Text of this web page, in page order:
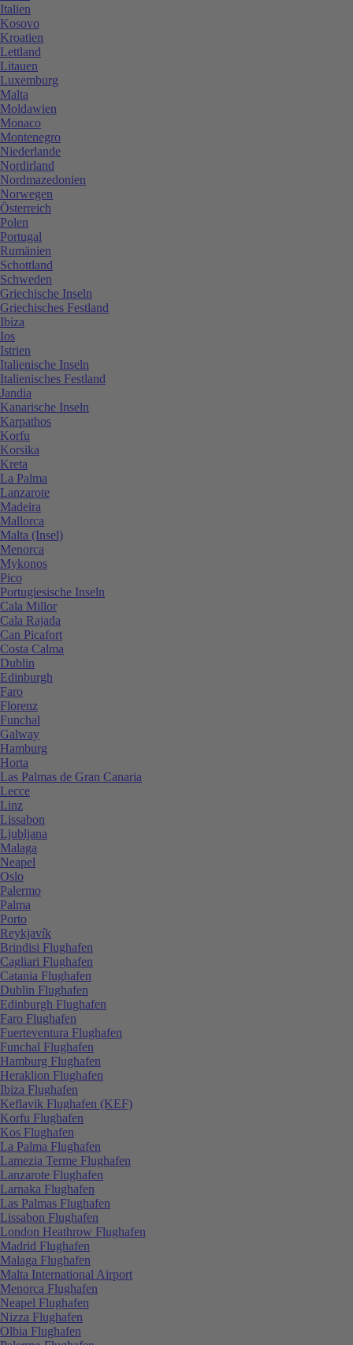
Italien
Kosovo
Kroatien
Lettland
Litauen
Luxemburg
Malta
Moldawien
Monaco
Montenegro
Niederlande
Nordirland
Nordmazedonien
Norwegen
Österreich
Polen
Portugal
Rumänien
Schottland
Schweden
Griechische Inseln
Griechisches Festland
Ibiza
Ios
Istrien
Italienische Inseln
Italienisches Festland
Jandia
Kanarische Inseln
Karpathos
Korfu
Korsika
Kreta
La Palma
Lanzarote
Madeira
Mallorca
Malta (Insel)
Menorca
Mykonos
Pico
Portugiesische Inseln
Cala Millor
Cala Rajada
Can Picafort
Costa Calma
Dublin
Edinburgh
Faro
Florenz
Funchal
Galway
Hamburg
Horta
Las Palmas de Gran Canaria
Lecce
Linz
Lissabon
Ljubljana
Malaga
Neapel
Oslo
Palermo
Palma
Porto
Reykjavík
Brindisi Flughafen
Cagliari Flughafen
Catania Flughafen
Dublin Flughafen
Edinburgh Flughafen
Faro Flughafen
Fuerteventura Flughafen
Funchal Flughafen
Hamburg Flughafen
Heraklion Flughafen
Ibiza Flughafen
Keflavik Flughafen (KEF)
Korfu Flughafen
Kos Flughafen
La Palma Flughafen
Lamezia Terme Flughafen
Lanzarote Flughafen
Larnaka Flughafen
Las Palmas Flughafen
Lissabon Flughafen
London Heathrow Flughafen
Madrid Flughafen
Malaga Flughafen
Malta International Airport
Menorca Flughafen
Neapel Flughafen
Nizza Flughafen
Olbia Flughafen